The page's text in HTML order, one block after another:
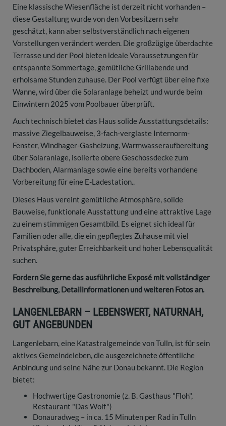
Eine klassische Wiesenfläche ist derzeit nicht vorhanden –
diese Gestaltung wurde von den Vorbesitzern sehr
geschätzt, kann aber selbstverständlich nach eigenen
Vorstellungen verändert werden. Die großzügige überdachte
Terrasse und der Pool bieten ideale Voraussetzungen für
entspannte Sommertage, gemütliche Grillabende und
erholsame Stunden zuhause. Der Pool verfügt über eine fixe
Wanne, wird über die Solaranlage beheizt und wurde beim
Einwintern 2025 vom Poolbauer überprüft.
Auch technisch bietet das Haus solide Ausstattungsdetails:
massive Ziegelbauweise, 3-fach-verglaste Internorm-
Fenster, Windhager-Gasheizung, Warmwasseraufbereitung
über Solaranlage, isolierte obere Geschossdecke zum
Dachboden, Alarmanlage sowie eine bereits vorhandene
Vorbereitung für eine E-Ladestation..
Dieses Haus vereint gemütliche Atmosphäre, solide
Bauweise, funktionale Ausstattung und eine attraktive Lage
zu einem stimmigen Gesamtbild. Es eignet sich ideal für
Familien oder alle, die ein gepflegtes Zuhause mit viel
Privatsphäre, guter Erreichbarkeit und hoher Lebensqualität
suchen.
Fordern Sie gerne das ausführliche Exposé mit vollständiger
Beschreibung, Detailinformationen und weiteren Fotos an.
LANGENLEBARN – LEBENSWERT, NATURNAH,
GUT ANGEBUNDEN
Langenlebarn, eine Katastralgemeinde von Tulln, ist für sein
aktives Gemeindeleben, die ausgezeichnete öffentliche
Anbindung und seine Nähe zur Donau bekannt. Die Region
bietet:
Hochwertige Gastronomie (z. B. Gasthaus "Floh",
Restaurant "Das Wolf")
Donauradweg – in ca. 15 Minuten per Rad in Tulln